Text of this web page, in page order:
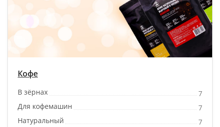
Кофе
В зёрнах
7
Для кофемашин
7
Натуральный
7